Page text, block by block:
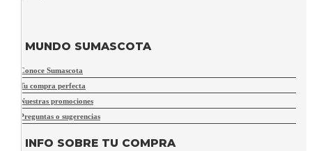
MUNDO SUMASCOTA
Conoce Sumascota
Tu compra perfecta
Nuestras promociones
Preguntas o sugerencias
INFO SOBRE TU COMPRA